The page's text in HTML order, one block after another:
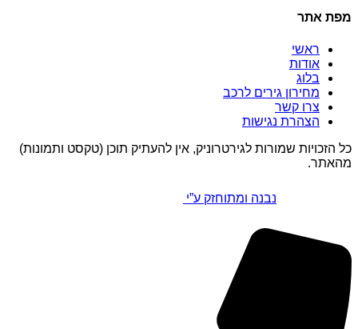
מפת אתר
ראשי
אודות
בלוג
מחירון גירים לרכב
צרו קשר
הצהרת נגישות
כל הזכויות שמורות לגירטרוניק, אין להעתיק תוכן (טקסט ותמונות)
מהאתר.
נבנה ומתוחזק ע”י